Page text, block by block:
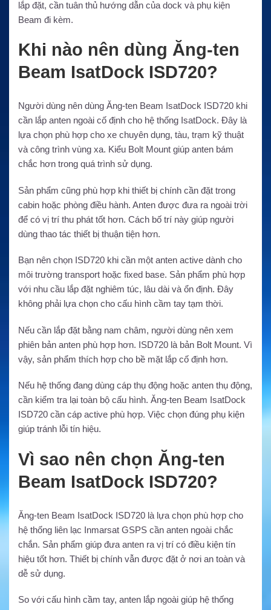
lắp đặt, cần tuân thủ hướng dẫn của dock và phụ kiện
Beam đi kèm.
Khi nào nên dùng Ăng-ten
Beam IsatDock ISD720?
Người dùng nên dùng Ăng-ten Beam IsatDock ISD720 khi
cần lắp anten ngoài cố định cho hệ thống IsatDock. Đây là
lựa chọn phù hợp cho xe chuyên dụng, tàu, trạm kỹ thuật
và công trình vùng xa. Kiểu Bolt Mount giúp anten bám
chắc hơn trong quá trình sử dụng.
Sản phẩm cũng phù hợp khi thiết bị chính cần đặt trong
cabin hoặc phòng điều hành. Anten được đưa ra ngoài trời
để có vị trí thu phát tốt hơn. Cách bố trí này giúp người
dùng thao tác thiết bị thuận tiện hơn.
Bạn nên chọn ISD720 khi cần một anten active dành cho
môi trường transport hoặc fixed base. Sản phẩm phù hợp
với nhu cầu lắp đặt nghiêm túc, lâu dài và ổn định. Đây
không phải lựa chọn cho cấu hình cầm tay tạm thời.
Nếu cần lắp đặt bằng nam châm, người dùng nên xem
phiên bản anten phù hợp hơn. ISD720 là bản Bolt Mount. Vì
vậy, sản phẩm thích hợp cho bề mặt lắp cố định hơn.
Nếu hệ thống đang dùng cáp thụ động hoặc anten thụ động,
cần kiểm tra lại toàn bộ cấu hình. Ăng-ten Beam IsatDock
ISD720 cần cáp active phù hợp. Việc chọn đúng phụ kiện
giúp tránh lỗi tín hiệu.
Vì sao nên chọn Ăng-ten
Beam IsatDock ISD720?
Ăng-ten Beam IsatDock ISD720 là lựa chọn phù hợp cho
hệ thống liên lạc Inmarsat GSPS cần anten ngoài chắc
chắn. Sản phẩm giúp đưa anten ra vị trí có điều kiện tín
hiệu tốt hơn. Thiết bị chính vẫn được đặt ở nơi an toàn và
dễ sử dụng.
So với cấu hình cầm tay, anten lắp ngoài giúp hệ thống